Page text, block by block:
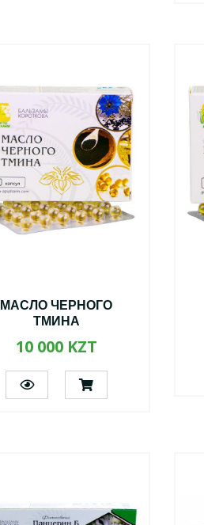
МАСЛО ЧЕРНОГО
ТМИНА
10 000 KZT